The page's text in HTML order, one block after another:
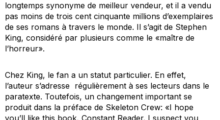
longtemps synonyme de meilleur vendeur, et il a vendu
pas moins de trois cent cinquante millions d’exemplaires
de ses romans à travers le monde. Il s’agit de Stephen
King, considéré par plusieurs comme le «maître de
l’horreur».
Chez King, le fan a un statut particulier. En effet,
l’auteur s’adresse régulièrement à ses lecteurs dans le
paratexte. Toutefois, un changement important se
produit dans la préface de Skeleton Crew: «I hope
you’ll like this book, Constant Reader. I suspect you